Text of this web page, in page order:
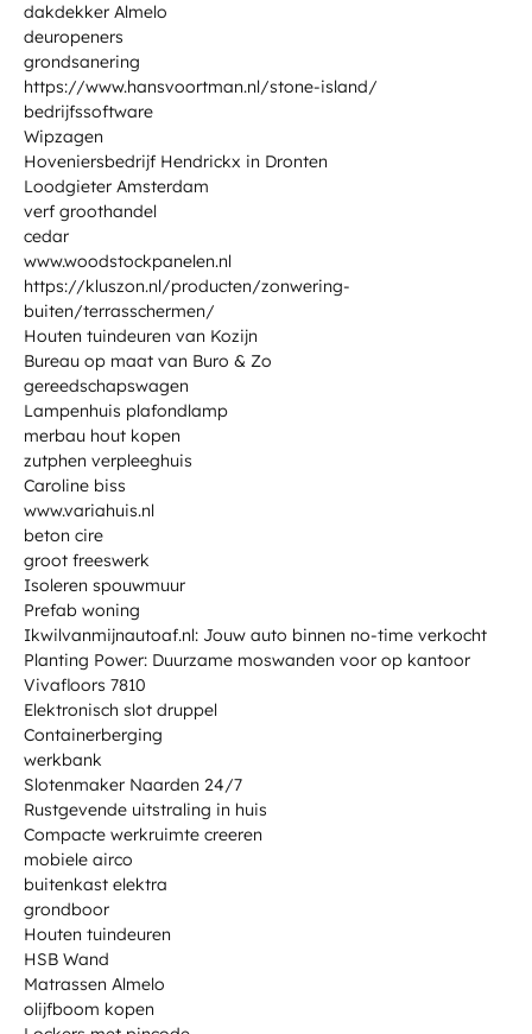
dakdekker Almelo
deuropeners
grondsanering
https://www.hansvoortman.nl/stone-island/
bedrijfssoftware
Wipzagen
Hoveniersbedrijf Hendrickx in Dronten
Loodgieter Amsterdam
verf groothandel
cedar
www.woodstockpanelen.nl
https://kluszon.nl/producten/zonwering-
buiten/terrasschermen/
Houten tuindeuren van Kozijn
Bureau op maat van Buro & Zo
gereedschapswagen
Lampenhuis plafondlamp
merbau hout kopen
zutphen verpleeghuis
Caroline biss
www.variahuis.nl
beton cire
groot freeswerk
Isoleren spouwmuur
Prefab woning
Ikwilvanmijnautoaf.nl: Jouw auto binnen no-time verkocht
Planting Power: Duurzame moswanden voor op kantoor
Vivafloors 7810
Elektronisch slot druppel
Containerberging
werkbank
Slotenmaker Naarden 24/7
Rustgevende uitstraling in huis
Compacte werkruimte creeren
mobiele airco
buitenkast elektra
grondboor
Houten tuindeuren
HSB Wand
Matrassen Almelo
olijfboom kopen